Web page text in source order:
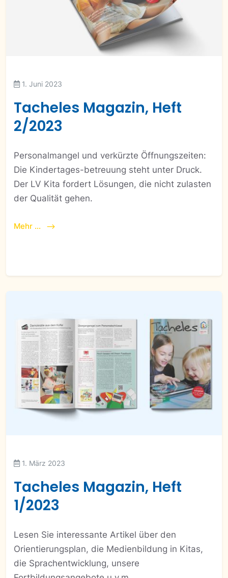
1. Juni 2023
Tacheles Magazin, Heft
2/2023
Personalmangel und verkürzte Öffnungszeiten:
Die Kindertages-betreuung steht unter Druck.
Der LV Kita fordert Lösungen, die nicht zulasten
der Qualität gehen.
Mehr ...
1. März 2023
Tacheles Magazin, Heft
1/2023
Lesen Sie interessante Artikel über den
Orientierungsplan, die Medienbildung in Kitas,
die Sprachentwicklung, unsere